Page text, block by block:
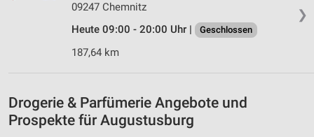
❯
09247 Chemnitz
Heute 09:00 - 20:00 Uhr |
Geschlossen
187,64 km
Drogerie & Parfümerie Angebote und
Prospekte für Augustusburg
Kombinationen von Daten aus verschiedenen
Verwendung reduzierter Daten zur Auswahl von
Inhalten
IAB-Besonderheiten: